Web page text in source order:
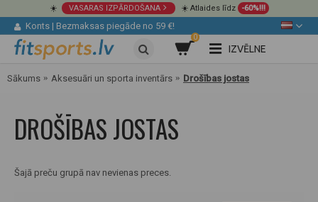
☀️ VASARAS IZPĀRDOŠANA ☀️ Atlaides līdz -60%!!!
Konts | Bezmaksas piegāde no 59 €!
0
IZVĒLNE
Sākums Aksesuāri un sporta inventārs Drošības jostas
DROŠĪBAS JOSTAS
Šajā preču grupā nav nevienas preces.